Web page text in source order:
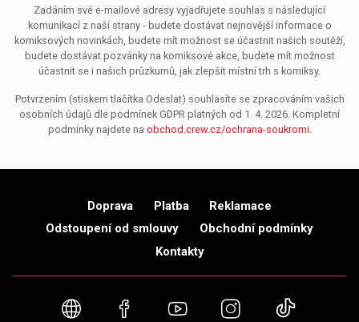
Zadáním své e-mailové adresy vyjadřujete souhlas s následující
komunikací z naší strany - budete dostávat nejnovější informace o
komiksových novinkách, budete mít možnost se účastnit našich soutěží,
budete dostávat pozvánky na komiksové akce, budete mít možnost
účastnit se i našich průzkumů, jak zlepšit místní trh s komiksy.
Potvrzením (stiskem tlačítka Odeslat) souhlasíte se zpracováním vašich
osobních údajů dle podmínek GDPR platných od 1. 4. 2026. Kompletní
podmínky najdete na obchod.crew.cz/ochrana-soukromi.
Doprava Platba
Reklamace
Odstoupení od smlouvy
Obchodní podmínky
Kontakty
Webové stránky
FacebookYouTubeInstagram